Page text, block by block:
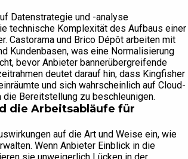
Datenstrategie und -analyse
technische Komplexität des Aufbaus einer
Castorama und Brico Dépôt arbeiten mit
Kundenbasen, was eine Normalisierung
bevor Anbieter bannerübergreifende
deutet darauf hin, dass Kingfisher
und sich wahrscheinlich auf Cloud-
Bereitstellung zu beschleunigen.
die Arbeitsabläufe für
auf die Art und Weise ein, wie
Wenn Anbieter Einblick in die